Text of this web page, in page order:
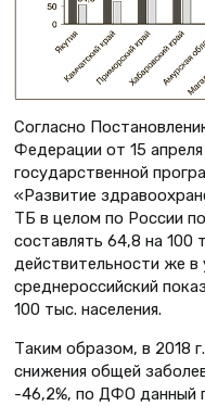
Согласно
Федерации от 15
государственной
«Развитие
ТБ в целом по России
составлять 64,8 на 100
действительности же в
среднероссийский
100 тыс. населения.
Таким образом, в 2018
снижения общей
-46,2%, по ДФО данный